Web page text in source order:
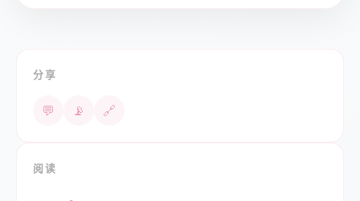
分享
💬 📡 🔗
阅读